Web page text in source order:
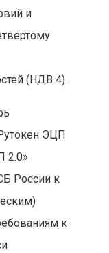
и
(НДВ 4).
ЭЦП
2.0»
России к
к